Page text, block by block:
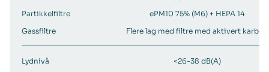
Partikkelfiltre
ePM10 75% (M6) + HEPA 14
Gassfiltre
Flere lag med filtre med aktivert karbon
Lydnivå
<26-38 dB(A)